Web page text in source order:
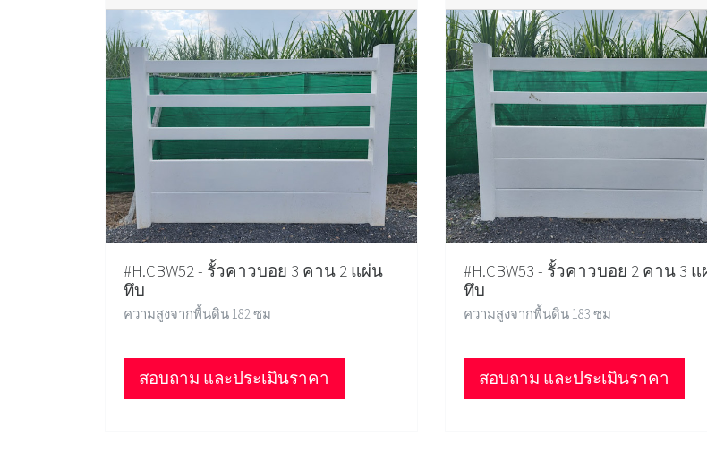
#H.CBW52 - รั้วคาวบอย 3 คาน 2 แผ่น
ทึบ
ความสูงจากพื้นดิน 182 ซม
สอบถาม และประเมินราคา
#H.CBW53 - รั้วคาวบอย 2 คาน 3
ทึบ
ความสูงจากพื้นดิน 183 ซม
สอบถาม และประเมินราคา